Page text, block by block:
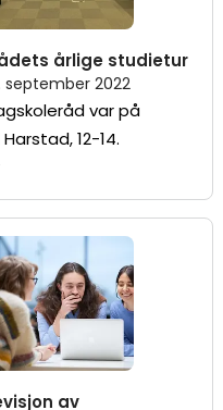
årlige studietur
september 2022
var på
12-14.
av